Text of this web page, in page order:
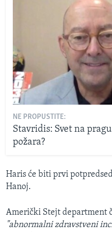
NE PROPUSTITE:
Stavridis: Svet na
požara?
Haris će biti prvi
Hanoj.
Američki Stejt department
"abnormalni zdravstveni